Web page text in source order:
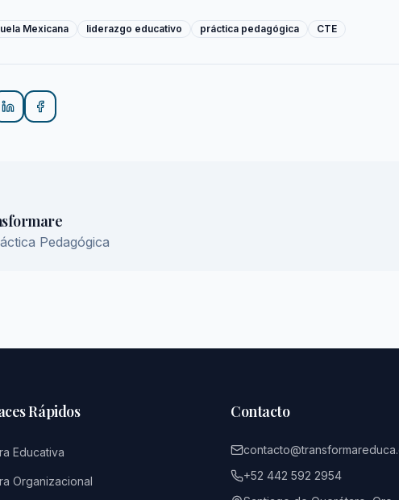
Mexicana liderazgo educativo práctica pedagógica CTE
Pedagógica
Rápidos
Educativa
Organizacional
Contacto
+52 442 592 2954